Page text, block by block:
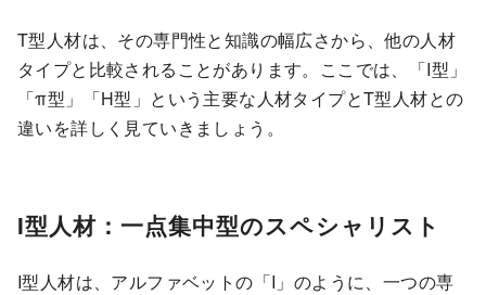
T型人材は、その専門性と知識の幅広さから、他の人材
タイプと比較されることがあります。ここでは、「I型」
「π型」「H型」という主要な人材タイプとT型人材との
違いを詳しく見ていきましょう。
I型人材：一点集中型のスペシャリスト
I型人材は、アルファベットの「I」のように、一つの専